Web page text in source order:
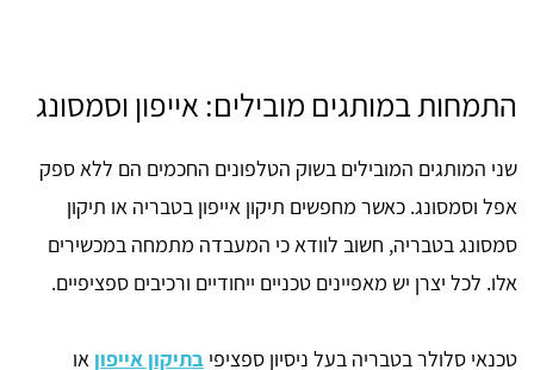
התמחות במותגים מובילים: אייפון וסמסונג
שני המותגים המובילים בשוק הטלפונים החכמים הם ללא ספק
אפל וסמסונג. כאשר מחפשים תיקון אייפון בטבריה או תיקון
סמסונג בטבריה, חשוב לוודא כי המעבדה מתמחה במכשירים
אלו. לכל יצרן יש מאפיינים טכניים ייחודיים ורכיבים ספציפיים.
טכנאי סלולר בטבריה בעל ניסיון ספציפי בתיקון אייפון או